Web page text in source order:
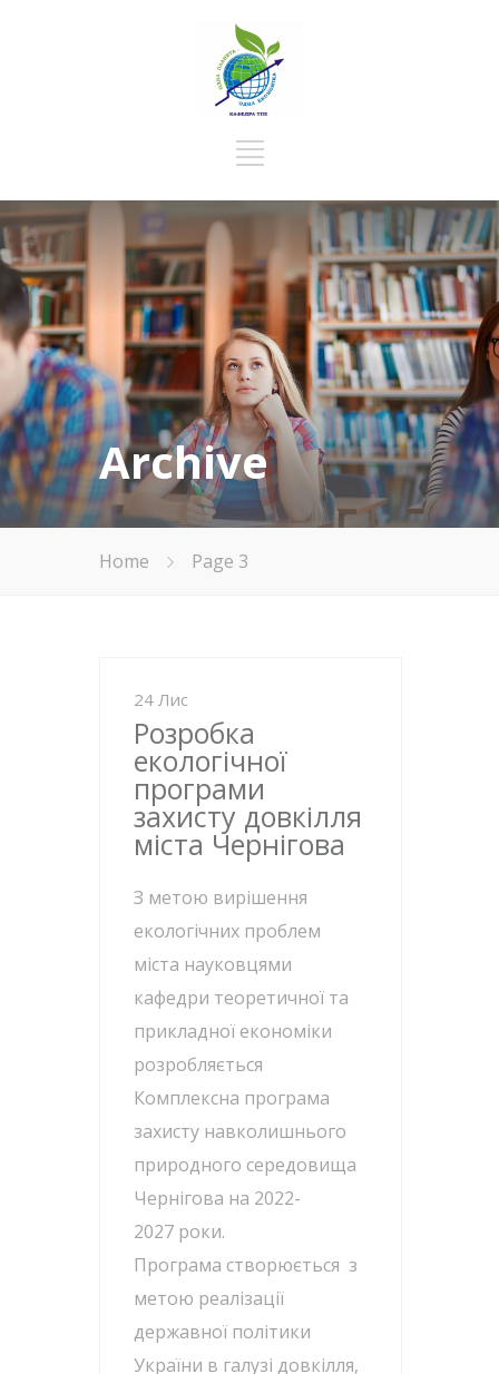
Archive
Home Page 3
24 Лис
Розробка
екологічної
програми
захисту довкілля
міста Чернігова
З метою вирішення
екологічних проблем
міста науковцями
кафедри теоретичної та
прикладної економіки
розробляється
Комплексна програма
захисту навколишнього
природного середовища
Чернігова на 2022-
2027 роки.
Програма створюється з
метою реалізації
державної політики
України в галузі довкілля,